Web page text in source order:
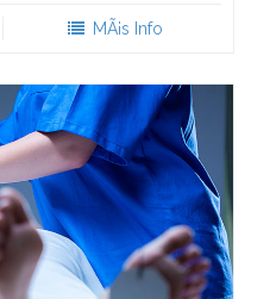
MÃ¡s Info